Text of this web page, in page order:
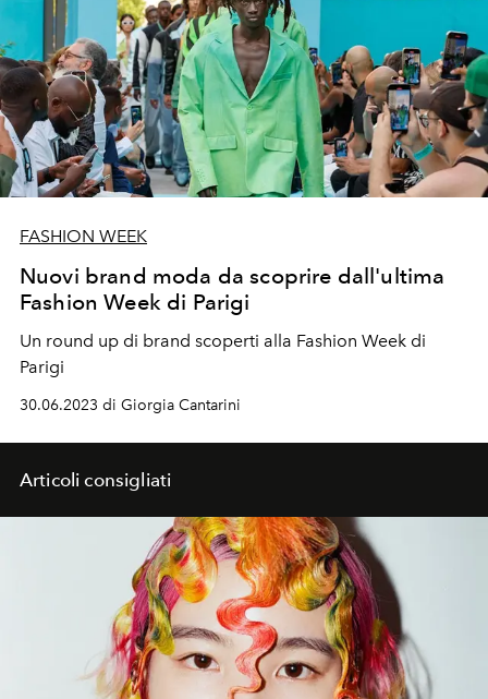
FASHION WEEK
Nuovi brand moda da scoprire dall'ultima
Fashion Week di Parigi
Un round up di brand scoperti alla Fashion Week di
Parigi
30.06.2023 di Giorgia Cantarini
Articoli consigliati